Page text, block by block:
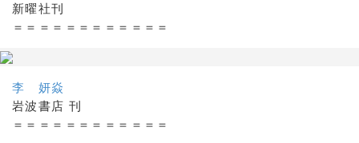
新曜社刊
＝＝＝＝＝＝＝＝＝＝＝＝
李 妍焱
岩波書店 刊
＝＝＝＝＝＝＝＝＝＝＝＝